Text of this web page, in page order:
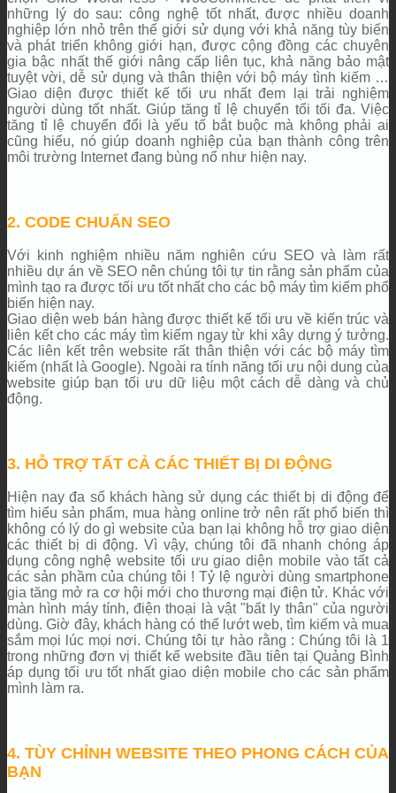
những lý do sau: công nghệ tốt nhất, được nhiều doanh
nghiệp lớn nhỏ trên thế giới sử dụng với khả năng tùy biến
và phát triển không giới hạn, được cộng đồng các chuyên
gia bậc nhất thế giới nâng cấp liên tục, khả năng bảo mật
tuyệt vời, dễ sử dụng và thân thiện với bộ máy tình kiếm …
Giao diện được thiết kế tối ưu nhất đem lại trải nghiệm
người dùng tốt nhất. Giúp tăng tỉ lệ chuyển tổi tối đa. Việc
tăng tỉ lệ chuyển đổi là yếu tố bắt buộc mà không phải ai
cũng hiểu, nó giúp doanh nghiệp của bạn thành công trên
môi trường Internet đang bùng nổ như hiện nay.
2. CODE CHUẨN SEO
Với kinh nghiệm nhiều năm nghiên cứu SEO và làm rất
nhiều dự án về SEO nên chúng tôi tự tin rằng sản phẩm của
mình tạo ra được tối ưu tốt nhất cho các bộ máy tìm kiếm phổ
biến hiện nay.
Giao diện web bán hàng được thiết kế tối ưu về kiến trúc và
liên kết cho các máy tìm kiếm ngay từ khi xây dựng ý tưởng.
Các liên kết trên website rất thân thiện với các bộ máy tìm
kiếm (nhất là Google). Ngoài ra tính năng tối ưu nội dung của
website giúp bạn tối ưu dữ liệu một cách dễ dàng và chủ
động.
3. HỖ TRỢ TẤT CẢ CÁC THIẾT BỊ DI ĐỘNG
Hiện nay đa số khách hàng sử dụng các thiết bị di động để
tìm hiểu sản phẩm, mua hàng online trở nên rất phổ biến thì
không có lý do gì website của bạn lại không hỗ trợ giao diện
các thiết bị di động. Vì vậy, chúng tôi đã nhanh chóng áp
dụng công nghệ website tối ưu giao diện mobile vào tất cả
các sản phầm của chúng tôi ! Tỷ lệ người dùng smartphone
gia tăng mở ra cơ hội mới cho thương mại điện tử. Khác với
màn hình máy tính, điện thoại là vật "bất ly thân" của người
dùng. Giờ đây, khách hàng có thể lướt web, tìm kiếm và mua
sắm mọi lúc mọi nơi. Chúng tôi tự hào rằng : Chúng tôi là 1
trong những đơn vị thiết kế website đầu tiên tại Quảng Bình
áp dụng tối ưu tốt nhất giao diện mobile cho các sản phẩm
mình làm ra.
4. TÙY CHỈNH WEBSITE THEO PHONG CÁCH CỦA
BẠN